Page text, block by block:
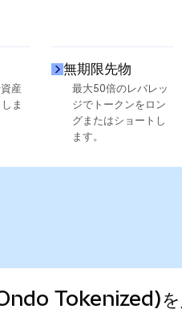
産
ま
無期限先物
最大50倍のレバレッ
ジでトークンをロン
グまたはショートし
ます。
Tokenized)を